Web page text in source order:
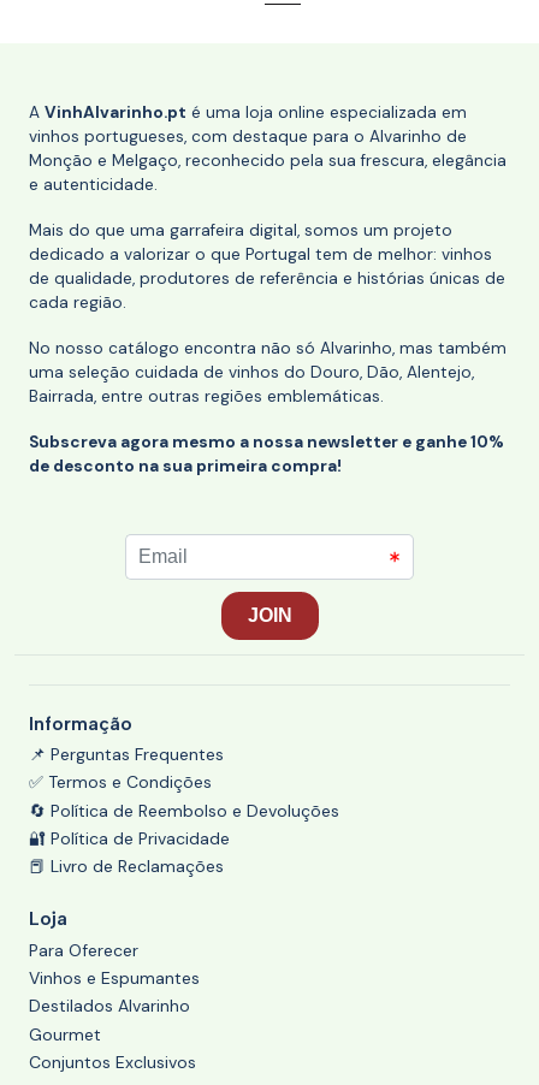
A VinhAlvarinho.pt é uma loja online especializada em
vinhos portugueses, com destaque para o Alvarinho de
Monção e Melgaço, reconhecido pela sua frescura, elegância
e autenticidade.
Mais do que uma garrafeira digital, somos um projeto
dedicado a valorizar o que Portugal tem de melhor: vinhos
de qualidade, produtores de referência e histórias únicas de
cada região.
No nosso catálogo encontra não só Alvarinho, mas também
uma seleção cuidada de vinhos do Douro, Dão, Alentejo,
Bairrada, entre outras regiões emblemáticas.
Subscreva agora mesmo a nossa newsletter e ganhe 10%
de desconto na sua primeira compra!
Informação
📌 Perguntas Frequentes
✅ Termos e Condições
🔄 Política de Reembolso e Devoluções
🔐 Política de Privacidade
📕 Livro de Reclamações
Loja
Para Oferecer
Vinhos e Espumantes
Destilados Alvarinho
Gourmet
Conjuntos Exclusivos